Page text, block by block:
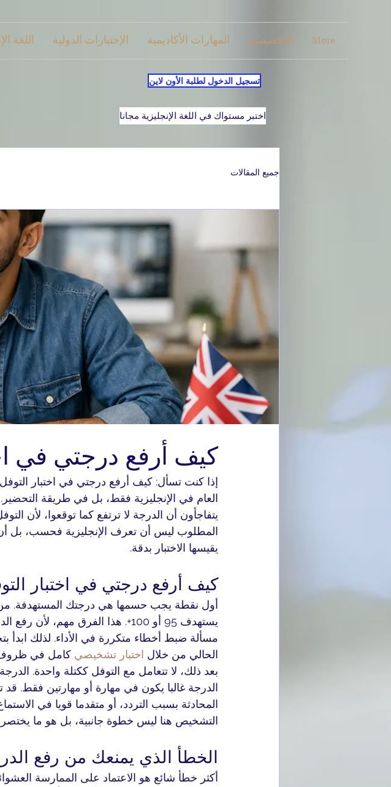
اللغة الإختبارات الدولية المهارات الأكاديمية التخصصية More
تسجيل الدخول لطلبة الأون لاين
اختبر مستواك في اللغة الإنجليزية مجانا
جميع المقالات
كيف أرفع درجتي في
إذا كنت تسأل: كيف أرفع درجتي في اختبار
العام في الإنجليزية فقط، بل في طريقة
يتفاجأون أن الدرجة لا ترتفع كما توقعوا، لأن
المطلوب ليس أن تعرف الإنجليزية فحسب،
يقيسها الاختبار بدقة.
كيف أرفع درجتي في اختبار
يستهدف 95 أو 100+. هذا الفرق مهم،
مسألة ضبط أخطاء متكررة في الأداء. لذلك
الحالي من خلال اختبار تشخيصي كامل في ظروف
بعد ذلك، لا تتعامل مع التوفل ككتلة واحدة.
الدرجة غالبا يكون في مهارة أو مهارتين فقط. قد
المحادثة بسبب التردد، أو متقدما قويا في
التشخيص هنا ليس خطوة جانبية، بل هو ما يختصر
الخطأ الذي يمنعك من رفع
أكثر خطأ شائع هو الاعتماد على الممارسة